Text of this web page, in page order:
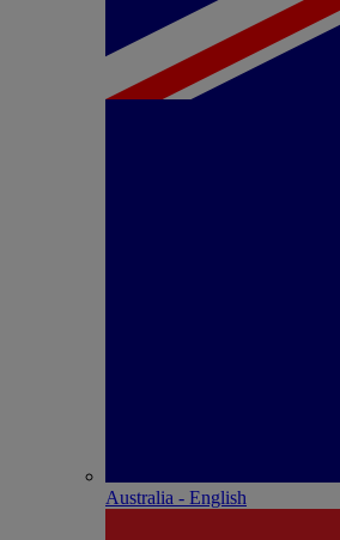
Australia - English